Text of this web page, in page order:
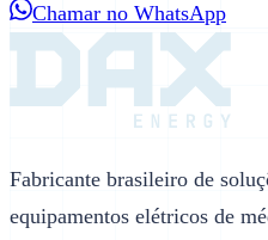
Chamar no WhatsApp
Fabricante brasileiro de
equipamentos elétricos de